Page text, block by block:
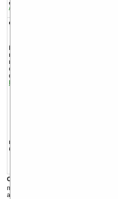
программа:
демоверсия
описание:
качестве ACC- и MP3-форматов
используя
слушать радиостанции в ACC-
формате используя
воспроизведение осуществляется не
более 5 минут.
Скоро
получайте ежедневный или
акций сайта на ваш почтовый ящик.